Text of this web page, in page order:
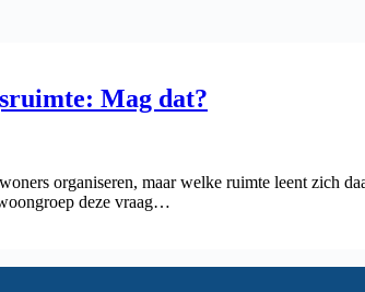
Mag dat?
organiseren, maar welke ruimte leent zich
deze vraag…